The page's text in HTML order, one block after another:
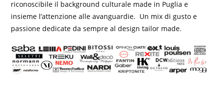
riconoscibile il background culturale made in Puglia e
insieme l’attenzione alle avanguardie. Un mix di gusto e
passione dedicate da sempre al design tailor made.